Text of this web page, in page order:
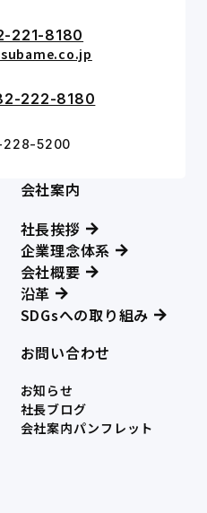
221-8180
222-8180
228-5200
会社案内
社長挨拶
企業理念体系
会社概要
沿革
SDGsへの取り組み
お問い合わせ
お知らせ
社長ブログ
会社案内パンフレット